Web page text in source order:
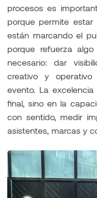
procesos es
porque permite
están marcando el
porque refuerza
necesario: dar
creativo y
evento. La
final, sino en la
con sentido, medir
asistentes, marcas y